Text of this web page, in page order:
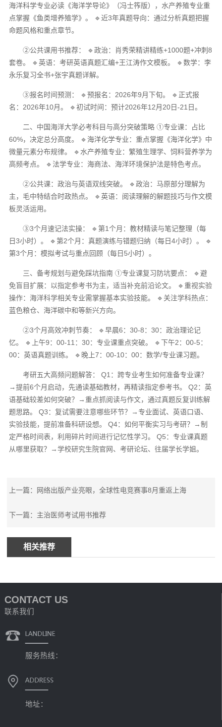
海洋科学专业必读《海洋学导论》（冯士筰版），水产养殖专业重
点掌握《鱼类增养殖学》。 🔹近3年真题导向：通过分析真题把握
命题风格和重点章节。
②公共课用书推荐： 🔹政治：肖秀荣精讲精练+1000题+冲刺8
套卷。 🔹英语：考研英语真题汇编+王江涛作文模板。 🔹数学：李
永乐复习全书+张宇真题详解。
③报名时间预测： 🔹预报名：2026年9月下旬。 🔹正式报
名：2026年10月。 🔹初试时间：预计2026年12月20日-21日。
二、中国海洋大学必考科目与高分突破策略 ①专业课：占比
60%，决定总分高度。 🔹海洋化学专业：重点掌握《海洋化学》中
微量元素分布规律。 🔹水产养殖专业：繁殖生理学、饲料营养学为
高频考点。 🔹法学专业：海商法、海洋环境保护法是特色考点。
②公共课：政治与英语双线突破。 🔹政治：马原部分理解为
主，毛中特结合时政热点。 🔹英语：阅读理解的解题技巧与作文模
板灵活运用。
③3个月速记法实操： 🔹第1个月：教材精读与笔记整理（每
日3小时）。 🔹第2个月：真题演练与错题归纳（每日4小时）。 🔹
第3个月：模拟考试与重点回顾（每日5小时）。
三、备考规划与避免踩坑指南 ①专业课复习防坑要点： 🔹避
免盲目扩展：以指定参考书为主，适当补充前沿论文。 🔹重视实验
操作：海洋科学相关专业需掌握基本实验技能。 🔹关注学科热点：
蓝色粮仓、海洋碳中和等新兴方向。
②3个月高效冲刺节奏： 🔹早晨6：30-8：30：政治理论记
忆。 🔹上午9：00-11：30：专业课重点突破。 🔹下午2：00-5：
00：英语真题训练。 🔹晚上7：00-10：00：数学/专业课习题。
考研五大高频问题解答： Q1：跨专业考生如何准备专业课？
→提前6个月启动，先通读基础教材，再精读指定参考书。 Q2：英
语基础较差如何突破？→重点抓阅读与作文，通过真题反复训练解
题思路。 Q3：复试需要注意哪些环节？→专业面试、英语口语、
实验技能，提前准备科研设想。 Q4：如何平衡实习与考研？→制
定严格时间表，利用碎片时间进行记忆性学习。 Q5：专业课真题
从哪里获取？→学校研究生院官网、考研论坛、往届学长学姐。
上一篇：网络出版产业亮眼，全球性电竞赛事8月重返上海
下一篇：主治医师考试用书推荐
相关推荐
CONTACT US
联系我们
服务热线：
地址：